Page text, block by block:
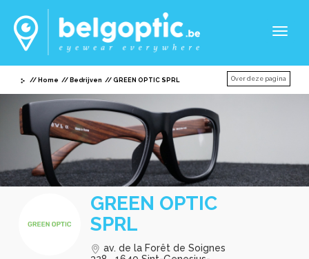
Home Bedrijven GREEN OPTIC SPRL Over deze pagina
GREEN OPTIC
SPRL
av. de la Forêt de Soignes